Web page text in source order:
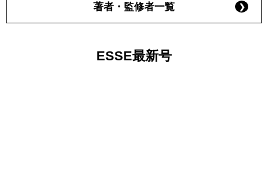
著者・監修者一覧
ESSE最新号